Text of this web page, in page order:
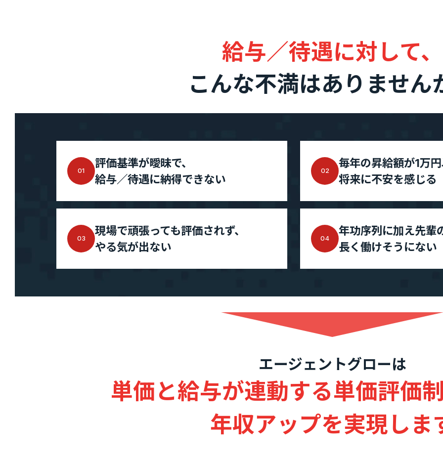
”新SES企業”の制度
単価評価制度
案件選択制度
実績・案件一覧
年収・キャリアアップの実績
案件一覧
福利厚生・働く環境
数字で見るエージェントグロー
入社・就業までの流れ
募集要項
IR情報
お知らせ
暴力団等反社会的勢力排除宣言
プライバシーポリシー
情報セキュリティ基本方針
給与／待遇に対して、
こんな不満はありません
01
評価基準が曖昧で、
給与／待遇に納得できない
02
毎年の昇給額が1万
将来に不安を感じる
03
現場で頑張っても評価されず、
やる気が出ない
04
年功序列に加え先輩
長く働けそうにない
エージェントグローは
単価と給与が連動する単価評価
年収アップを実現しま